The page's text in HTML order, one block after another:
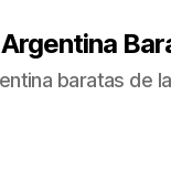
baratas de